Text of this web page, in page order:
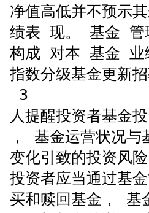
净值高低并不预示
绩表 现。 基金
构成 对本 基金
指数分级基金更新
人提醒投资者基金
， 基金运营状况
变化引致的投资风
投资者应当通过基
买和赎回基金， 基